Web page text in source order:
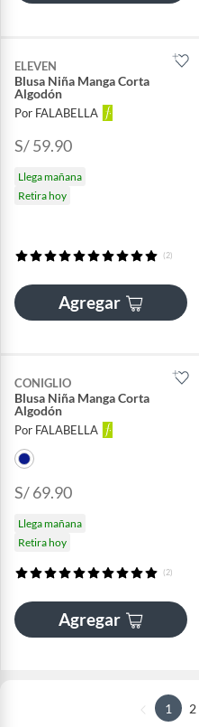
ELEVEN
Blusa Niña Manga Corta
Algodón
Por FALABELLA
S/ 59.90
Llega mañana
Retira hoy
(2)
Agregar
CONIGLIO
Blusa Niña Manga Corta
Algodón
Por FALABELLA
S/ 69.90
Llega mañana
Retira hoy
(2)
Agregar
1 2